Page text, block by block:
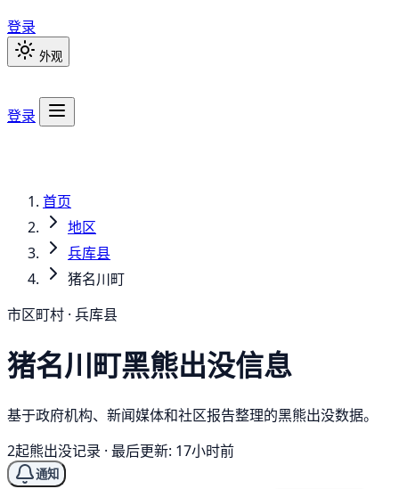
登录
外观
登录
首页
地区
兵库县
猪名川町
市区町村 · 兵库县
猪名川町黑熊出没信息
基于政府机构、新闻媒体和社区报告整理的黑熊出没数据。
2起熊出没记录 · 最后更新: 17小时前
通知